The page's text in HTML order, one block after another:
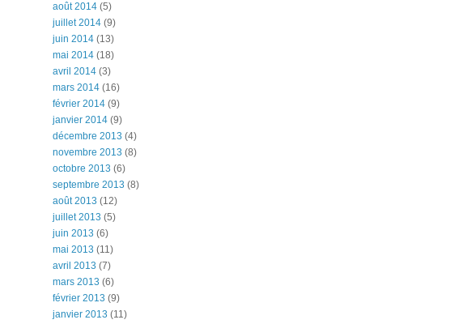
août 2014 (5)
juillet 2014 (9)
juin 2014 (13)
mai 2014 (18)
avril 2014 (3)
mars 2014 (16)
février 2014 (9)
janvier 2014 (9)
décembre 2013 (4)
novembre 2013 (8)
octobre 2013 (6)
septembre 2013 (8)
août 2013 (12)
juillet 2013 (5)
juin 2013 (6)
mai 2013 (11)
avril 2013 (7)
mars 2013 (6)
février 2013 (9)
janvier 2013 (11)